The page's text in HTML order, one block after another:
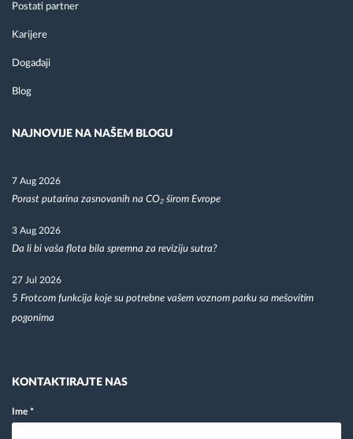
Postati partner
Karijere
Događaji
Blog
NAJNOVIJE NA NAŠEM BLOGU
7 Aug 2026
Porast putarina zasnovanih na CO₂ širom Evrope
3 Aug 2026
Da li bi vaša flota bila spremna za reviziju sutra?
27 Jul 2026
5 Frotcom funkcija koje su potrebne vašem voznom parku sa mešovitim
pogonima
KONTAKTIRAJTE NAS
Ime *